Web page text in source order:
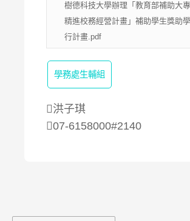
樹德科技大學辦理「教育部補助大
精進校務經營計畫」補助學生獎助
行計畫.pdf
學務處生輔組
洪子琪
07-6158000#2140